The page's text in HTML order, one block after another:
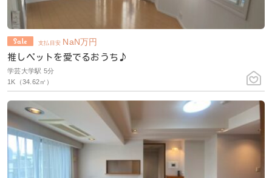
支払目安 NaN万円
推しペットを愛でるおうち♪
学芸大学駅 5分
1K（34.62㎡）